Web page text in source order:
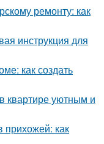
ремонту: как
инструкция для
как создать
квартире уютным и
прихожей: как